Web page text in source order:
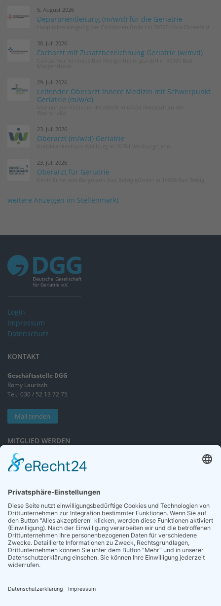
5. August 2026
Departmentleitung (m/w/d) für die Geriatrie
30. Juli 2026
Facharzt mit Zusatzbezeichnung Geriatrie (w/m/d)
29. Juli 2026
Leitender Oberarzt Innere Medizin mit Schwerpunkt
Geriatrie (m/w/d)
23. Juli 2026
Oberarzt (m/w/d) Geriatrie
23. Juli 2026
Oberarzt für Geriatrie
weitere Anzeigen im Stellenmarkt
Login
Impressum
Datenschutz
KONTAKT
Geschäftsstelle DGG
Romy Laurisch
Tel.: 030 / 52 13 72 75
Mail senden
MITGLIED WERDEN
Sieben gute Gründe
für Ihre Mitgliedschaft
NEWSLETTER
Neuigkeiten rund um die Geriatrie und die DGG – regelmäßig in Ihrem
Postfach.